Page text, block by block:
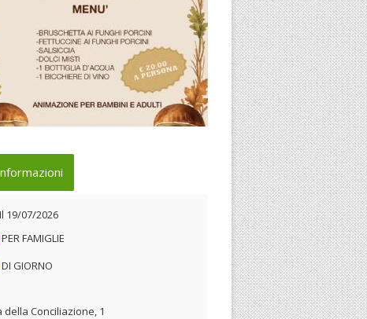
luglio a Collegiove Sabino
19/07/2026
Il 19/07/2026
PER FAMIGLIE
DI GIORNO
della Conciliazione, 1